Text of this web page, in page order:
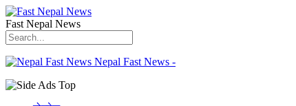
Fast Nepal News
Nepal Fast News -